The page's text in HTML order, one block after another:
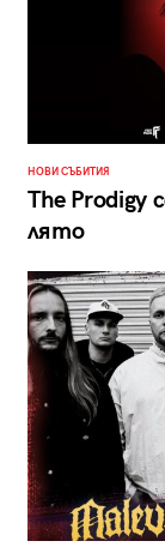
НОВИ СЪБИТИЯ
The
лято